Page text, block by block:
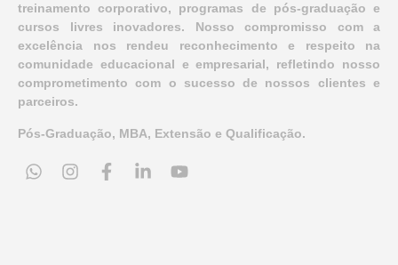
treinamento corporativo, programas de pós-graduação e
cursos livres inovadores. Nosso compromisso com a
excelência nos rendeu reconhecimento e respeito na
comunidade educacional e empresarial, refletindo nosso
comprometimento com o sucesso de nossos clientes e
parceiros.
Pós-Graduação, MBA, Extensão e Qualificação.